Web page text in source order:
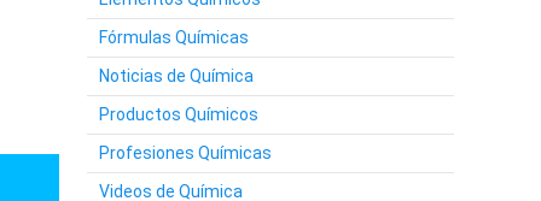
Fórmulas Químicas
Noticias de Química
Productos Químicos
Profesiones Químicas
Videos de Química